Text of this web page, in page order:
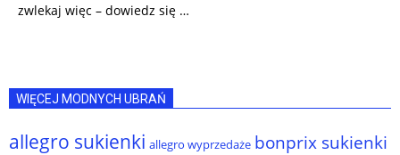
zwlekaj więc – dowiedz się …
WIĘCEJ MODNYCH UBRAŃ
allegro sukienki allegro wyprzedaże bonprix sukienki